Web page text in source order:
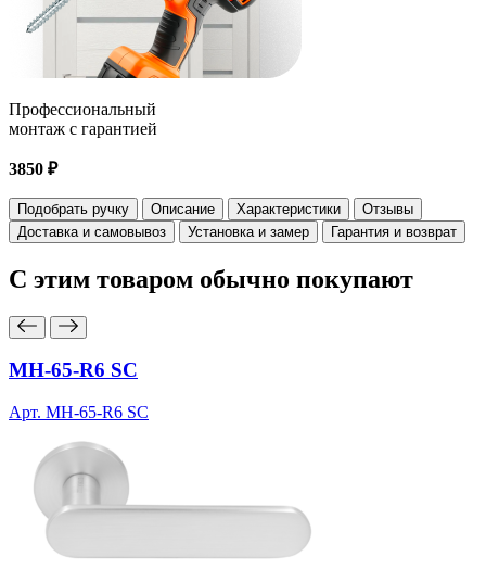
Профессиональный
монтаж с гарантией
3850 ₽
Подобрать ручку Описание Характеристики
Отзывы
Доставка и самовывоз
Установка и замер Гарантия и возврат
С этим товаром обычно покупают
MH-65-R6 SC
Арт. MH-65-R6 SC